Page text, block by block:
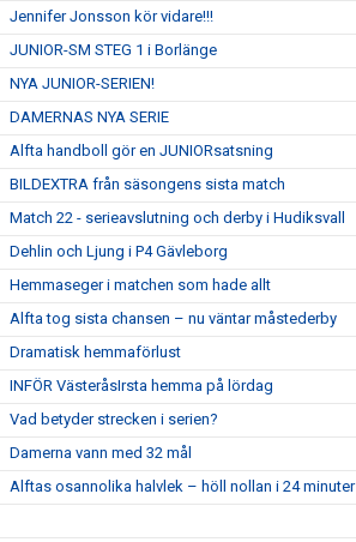
Jennifer Jonsson kör vidare!!!
JUNIOR-SM STEG 1 i Borlänge
NYA JUNIOR-SERIEN!
DAMERNAS NYA SERIE
Alfta handboll gör en JUNIORsatsning
BILDEXTRA från säsongens sista match
Match 22 - serieavslutning och derby i Hudiksvall
Dehlin och Ljung i P4 Gävleborg
Hemmaseger i matchen som hade allt
Alfta tog sista chansen – nu väntar måstederby
Dramatisk hemmaförlust
INFÖR VästeråsIrsta hemma på lördag
Vad betyder strecken i serien?
Damerna vann med 32 mål
Alftas osannolika halvlek – höll nollan i 24 minuter